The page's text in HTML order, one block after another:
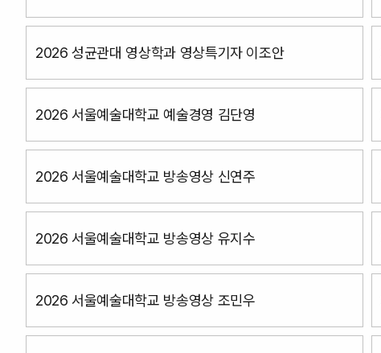
2026 성균관대 영상학과 영상특기자 이조안
2026 서울예술대학교 예술경영 김단영
2026 서울예술대학교 방송영상 신연주
2026 서울예술대학교 방송영상 유지수
2026 서울예술대학교 방송영상 조민우